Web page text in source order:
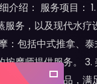
介绍： 服务项目：
服务，以及现代水疗
：包括中式推拿、
按摩师提供服务。 3.
高端护肤产品，满